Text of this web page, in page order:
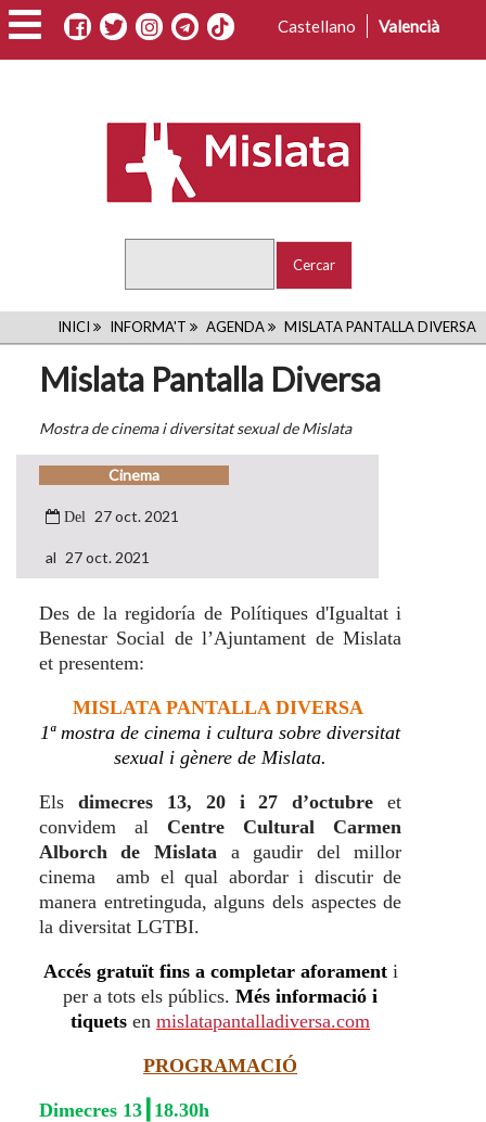
Vés
al
contingut
Castellano Valencià
FIL
D'ARIADNA
INICI INFORMA'T AGENDA MISLATA PANTALLA DIVERSA
Mislata Pantalla Diversa
Mostra de cinema i diversitat sexual de Mislata
Cinema
27 oct. 2021
27 oct. 2021
Des de la regidoría de Polítiques d'Igualtat i
Benestar Social de l’Ajuntament de Mislata
et presentem:
MISLATA PANTALLA DIVERSA
1ª mostra de cinema i cultura sobre diversitat
sexual i gènere de Mislata.
Els dimecres 13, 20 i 27 d’octubre et
convidem al Centre Cultural Carmen
Alborch de Mislata a gaudir del millor
cinema amb el qual abordar i discutir de
manera entretinguda, alguns dels aspectes de
la diversitat LGTBI.
Accés gratuït fins a completar aforamenti
per a tots els públics.Més informació i
tiquets enmislatapantalladiversa.com
PROGRAMACIÓ
Dimecres 13┃18.30h